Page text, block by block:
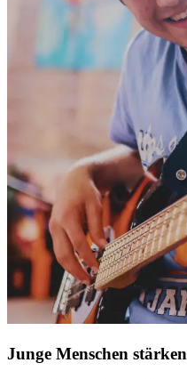
Junge Menschen stärken